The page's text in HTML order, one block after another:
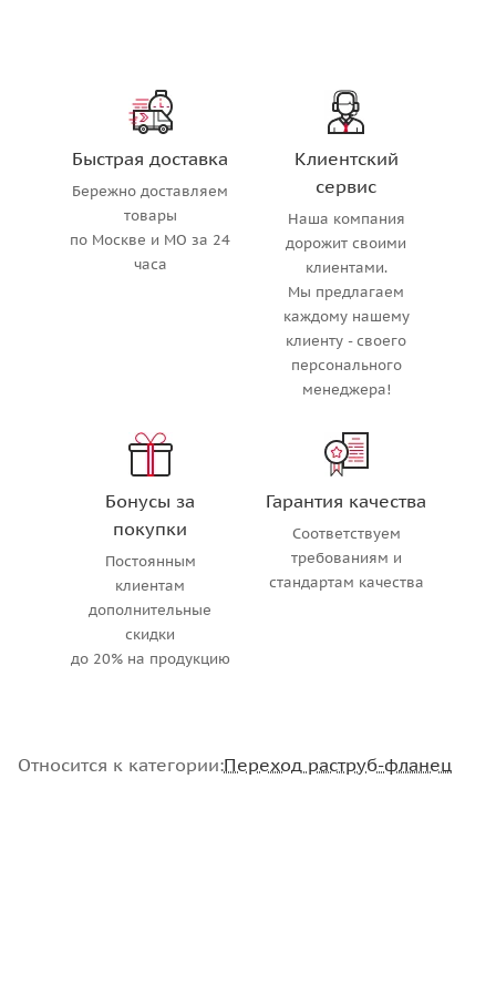
Быстрая доставка
Бережно доставляем
товары
по Москве и МО за 24
часа
Клиентский
сервис
Наша компания
дорожит своими
клиентами.
Мы предлагаем
каждому нашему
клиенту - своего
персонального
менеджера!
Бонусы за
покупки
Постоянным
клиентам
дополнительные
скидки
до 20% на продукцию
Гарантия качества
Соответствуем
требованиям и
стандартам качества
Относится к категории:Переход раструб-фланец